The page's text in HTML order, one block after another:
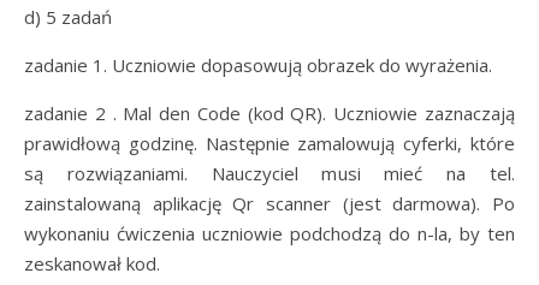
d) 5 zadań
zadanie 1. Uczniowie dopasowują obrazek do wyrażenia.
zadanie 2 . Mal den Code (kod QR). Uczniowie zaznaczają
prawidłową godzinę. Następnie zamalowują cyferki, które
są rozwiązaniami. Nauczyciel musi mieć na tel.
zainstalowaną aplikację Qr scanner (jest darmowa). Po
wykonaniu ćwiczenia uczniowie podchodzą do n-la, by ten
zeskanował kod.